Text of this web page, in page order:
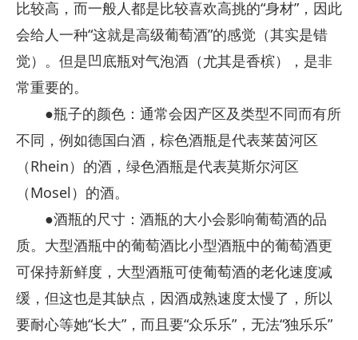
比较高，而一般人都是比较喜欢高挑的“身材”，因此
会给人一种“这就是高级葡萄酒”的感觉（其实是错
觉）。但是凹底瓶对气泡酒（尤其是香槟），是非
常重要的。
●瓶子的颜色：通常会因产区及类型不同而有所
不同，例如德国白酒，棕色酒瓶是代表莱茵河区
（Rhein）的酒，绿色酒瓶是代表莫斯尔河区
（Mosel）的酒。
●酒瓶的尺寸：酒瓶的大小会影响葡萄酒的品
质。大型酒瓶中的葡萄酒比小型酒瓶中的葡萄酒更
可保持新鲜度，大型酒瓶可使葡萄酒的老化速度减
缓，但这也是其缺点，因酒成熟速度太慢了，所以
要耐心等她“长大”，而且要“众乐乐”，无法“独乐乐”